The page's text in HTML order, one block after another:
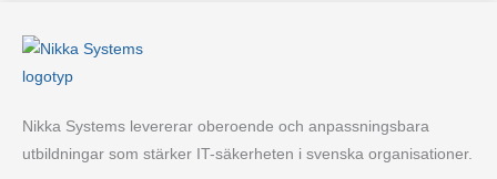
Nikka Systems levererar oberoende och anpassningsbara
utbildningar som stärker IT-säkerheten i svenska organisationer.